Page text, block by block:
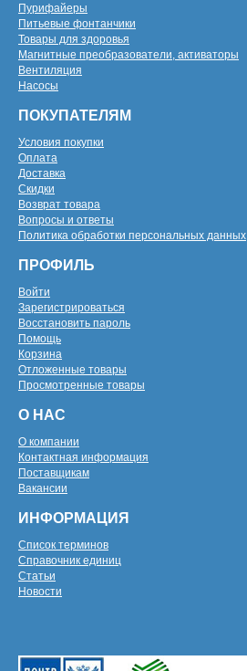
Пурифайеры
Питьевые фонтанчики
Товары для здоровья
Магнитные преобразователи, активаторы
Вентиляция
Насосы
ПОКУПАТЕЛЯМ
Условия покупки
Оплата
Доставка
Скидки
Возврат товара
Вопросы и ответы
Политика обработки персональных данных
ПРОФИЛЬ
Войти
Зарегистрироваться
Восстановить пароль
Помощь
Корзина
Отложенные товары
Просмотренные товары
О НАС
О компании
Контактная информация
Поставщикам
Вакансии
ИНФОРМАЦИЯ
Список терминов
Справочник единиц
Статьи
Новости